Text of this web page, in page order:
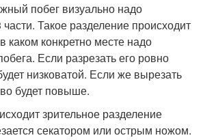
побег визуально надо
части. Такое разделение происходит
каком конкретно месте надо
Если разрезать его ровно
низковатой. Если же вырезать
будет повыше.
зрительное разделение
секатором или острым ножом.